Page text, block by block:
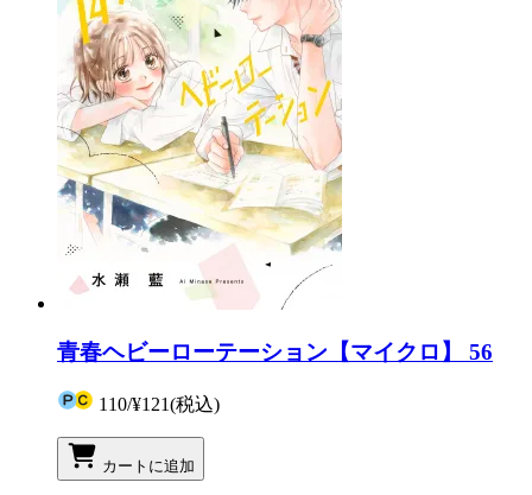
青春ヘビーローテーション【マイクロ】 56
110/¥121(税込)
カートに追加